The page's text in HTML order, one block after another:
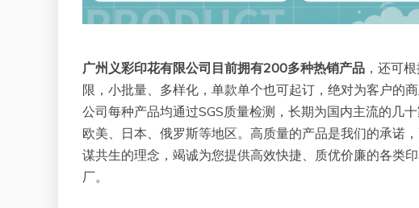
广州义彩印花有限公司目前拥有200多种热销产品 ，还可
限，小批量、多样化，单款单个也可起订，绝对为客户的
公司每种产品均通过SGS质量检测，长期为国内主流的几
欧美、日本、俄罗斯等地区。高质量的产品是我们的承诺
谋共生的理念，竭诚为您提供高效快捷、质优价廉的各类
厂。